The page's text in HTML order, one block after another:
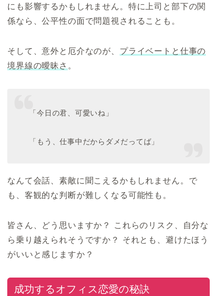
にも影響するかもしれません。特に上司と部下の関
係なら、公平性の面で問題視されることも。
そして、意外と厄介なのが、 プライベートと仕事の
境界線の曖昧さ 。
「今日の君、可愛いね」
「もう、仕事中だからダメだってば」
なんて会話、素敵に聞こえるかもしれません。で
も、客観的な判断が難しくなる可能性も。
皆さん、どう思いますか？ これらのリスク、自分な
ら乗り越えられそうですか？ それとも、避けたほう
がいいと感じますか？
成功するオフィス恋愛の秘訣